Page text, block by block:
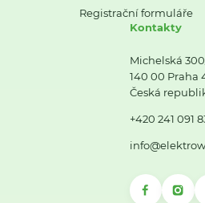
Registrační formuláře
Kontakty
Michelská
140 00 Praha
Česká
+420 241 091